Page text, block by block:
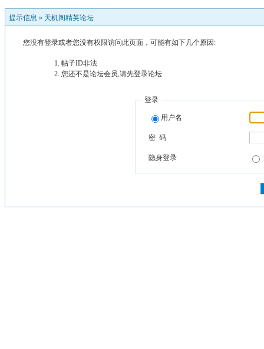
提示信息 » 天机阁精英论坛
您没有登录或者您没有权限访问此页面，可能有如下几个原因:
帖子ID非法
您还不是论坛会员,请先登录论坛
登录
用户名
密 码
隐身登录